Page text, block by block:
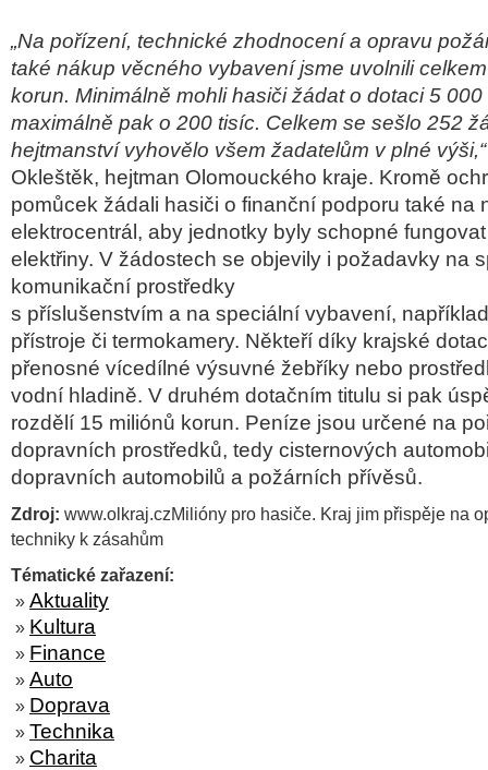
„Na pořízení, technické zhodnocení a opravu
také nákup věcného vybavení jsme uvolnili
korun. Minimálně mohli hasiči žádat o dotaci 5
maximálně pak o 200 tisíc. Celkem se sešlo 252
hejtmanství vyhovělo všem žadatelům v plné výši,“
Okleštěk, hejtman Olomouckého kraje. Kromě
pomůcek žádali hasiči o finanční podporu také na
elektrocentrál, aby jednotky byly schopné
elektřiny. V žádostech se objevily i požadavky na
komunikační prostředky
s příslušenstvím a na speciální vybavení,
přístroje či termokamery. Někteří díky krajské
přenosné vícedílné výsuvné žebříky nebo
vodní hladině. V druhém dotačním titulu si pak
rozdělí 15 miliónů korun. Peníze jsou určené na
dopravních prostředků, tedy cisternových
dopravních automobilů a požárních přívěsů.
Zdroj: www.olkraj.czMilióny pro hasiče. Kraj jim přispěje na
techniky k zásahům
Tématické zařazení:
» Aktuality
» Kultura
» Finance
» Auto
» Doprava
» Technika
» Charita